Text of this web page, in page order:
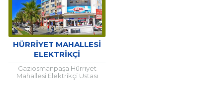
HÜRRIYET MAHALLESI
ELEKTRIKÇI
Gaziosmanpaşa Hürriyet
Mahallesi Elektrikçi Ustası